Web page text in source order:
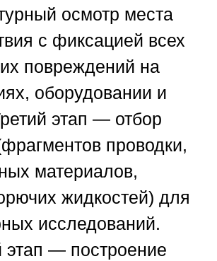
осмотр места
с фиксацией всех
повреждений на
оборудовании и
этап — отбор
проводки,
материалов,
жидкостей) для
исследований.
этап — построение